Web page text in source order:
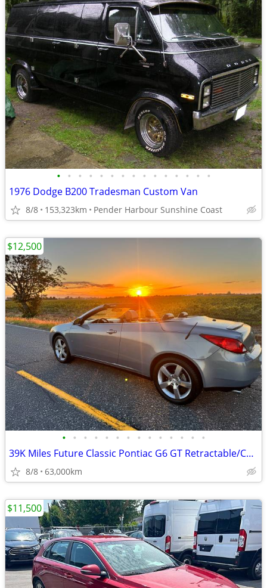
• • • • • • • • • • • • • • •
1976 Dodge B200 Tradesman Custom Van
8/8 153,323km Pender Harbour Sunshine Coast
• • • • • • • • • • • • • •
39K Miles Future Classic Pontiac G6 GT Retractable/Convertible 3.9 L
8/8 63,000km
$12,500
$11,500